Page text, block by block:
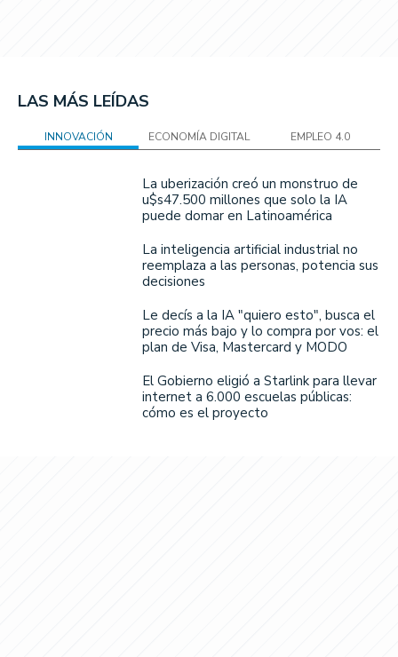
LAS MÁS LEÍDAS
INNOVACIÓN ECONOMÍA DIGITAL EMPLEO 4.0
La uberización creó un monstruo de
u$s47.500 millones que solo la IA
puede domar en Latinoamérica
La inteligencia artificial industrial no
reemplaza a las personas, potencia sus
decisiones
Le decís a la IA "quiero esto", busca el
precio más bajo y lo compra por vos: el
plan de Visa, Mastercard y MODO
El Gobierno eligió a Starlink para llevar
internet a 6.000 escuelas públicas:
cómo es el proyecto